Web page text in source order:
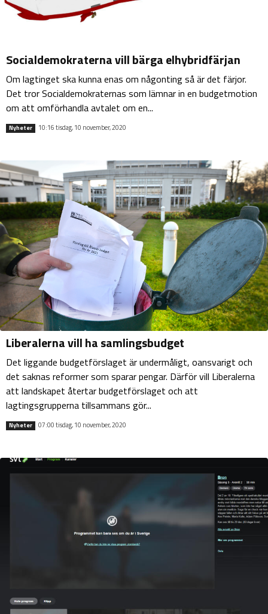
Socialdemokraterna vill bärga elhybridfärjan
Om lagtinget ska kunna enas om någonting så är det färjor.
Det tror Socialdemokraternas som lämnar in en budgetmotion
om att omförhandla avtalet om en...
Nyheter 10:16 tisdag, 10 november, 2020
Liberalerna vill ha samlingsbudget
Det liggande budgetförslaget är undermåligt, oansvarigt och
det saknas reformer som sparar pengar. Därför vill Liberalerna
att landskapet återtar budgetförslaget och att
lagtingsgrupperna tillsammans gör...
Nyheter 07:00 tisdag, 10 november, 2020